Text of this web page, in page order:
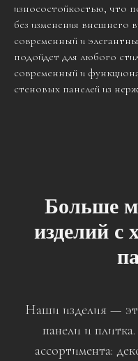
износостойкостью, что
без изменения внешнего
современный и
подойдет для любого
современный и
стеновых панелей из
Больше
изделий с
Наши изделия —
панели и
ассортимента: